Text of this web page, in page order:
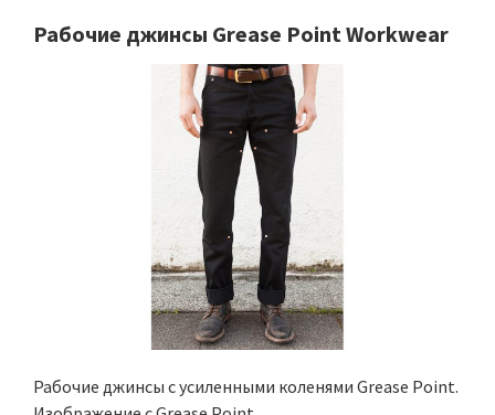
Рабочие джинсы Grease Point Workwear
Рабочие джинсы с усиленными коленями Grease Point.